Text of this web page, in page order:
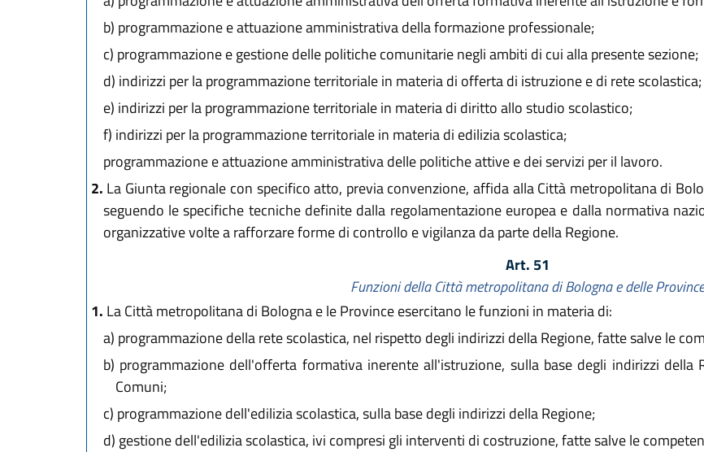
b) programmazione e attuazione amministrativa della formazione professionale;
c) programmazione e gestione delle politiche comunitarie negli ambiti di cui alla presente sezione;
d) indirizzi per la programmazione territoriale in materia di offerta di istruzione e di rete scolastica;
e) indirizzi per la programmazione territoriale in materia di diritto allo studio scolastico;
f) indirizzi per la programmazione territoriale in materia di edilizia scolastica;
programmazione e attuazione amministrativa delle politiche attive e dei servizi per il lavoro.
2. La Giunta regionale con specifico atto, previa convenzione, affida alla Città metropolitana di
seguendo le specifiche tecniche definite dalla regolamentazione europea e dalla normativa
organizzative volte a rafforzare forme di controllo e vigilanza da parte della Regione.
Art. 51
Funzioni della Città metropolitana di Bologna e delle Province
1. La Città metropolitana di Bologna e le Province esercitano le funzioni in materia di:
a) programmazione della rete scolastica, nel rispetto degli indirizzi della Regione, fatte salve le
b) programmazione dell'offerta formativa inerente all'istruzione, sulla base degli indirizzi della
Comuni;
c) programmazione dell'edilizia scolastica, sulla base degli indirizzi della Regione;
d) gestione dell'edilizia scolastica, ivi compresi gli interventi di costruzione, fatte salve le